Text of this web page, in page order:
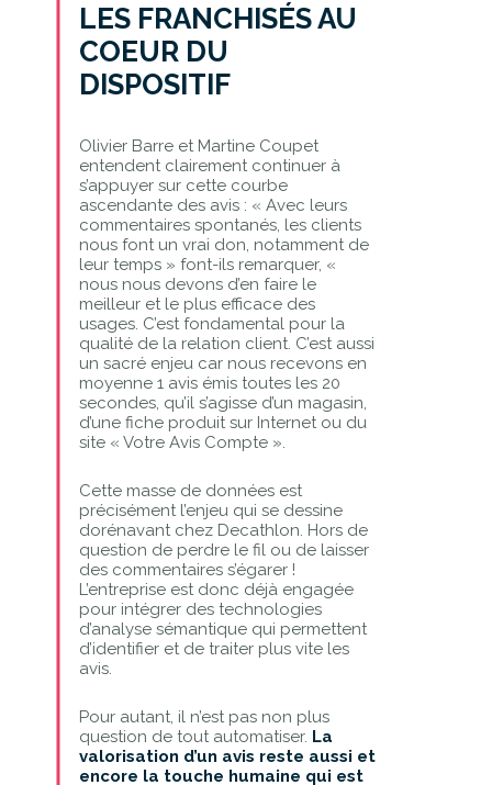
LES FRANCHISÉS AU
COEUR DU
DISPOSITIF
Olivier Barre et Martine Coupet
entendent clairement continuer à
s’appuyer sur cette courbe
ascendante des avis : « Avec leurs
commentaires spontanés, les clients
nous font un vrai don, notamment de
leur temps » font-ils remarquer, «
nous nous devons d’en faire le
meilleur et le plus efficace des
usages. C’est fondamental pour la
qualité de la relation client. C’est aussi
un sacré enjeu car nous recevons en
moyenne 1 avis émis toutes les 20
secondes, qu’il s’agisse d’un magasin,
d’une fiche produit sur Internet ou du
site « Votre Avis Compte ».
Cette masse de données est
précisément l’enjeu qui se dessine
dorénavant chez Decathlon. Hors de
question de perdre le fil ou de laisser
des commentaires s’égarer !
L’entreprise est donc déjà engagée
pour intégrer des technologies
d’analyse sémantique qui permettent
d’identifier et de traiter plus vite les
avis.
Pour autant, il n’est pas non plus
question de tout automatiser. La
valorisation d’un avis reste aussi et
encore la touche humaine qui est